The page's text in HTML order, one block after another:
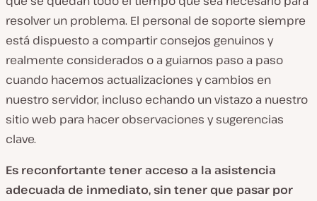
resolver un problema. El personal de soporte siempre
está dispuesto a compartir consejos genuinos y
realmente considerados o a guiarnos paso a paso
cuando hacemos actualizaciones y cambios en
nuestro servidor, incluso echando un vistazo a nuestro
sitio web para hacer observaciones y sugerencias
clave.
Es reconfortante tener acceso a la asistencia
adecuada de inmediato, sin tener que pasar por